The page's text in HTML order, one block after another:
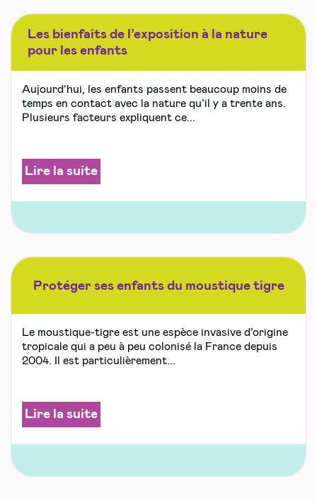
Les bienfaits de l’exposition à la nature
pour les enfants
Aujourd’hui, les enfants passent beaucoup moins de
temps en contact avec la nature qu’il y a trente ans.
Plusieurs facteurs expliquent ce...
Lire la suite
Protéger ses enfants du moustique tigre
Le moustique-tigre est une espèce invasive d’origine
tropicale qui a peu à peu colonisé la France depuis
2004. Il est particulièrement...
Lire la suite